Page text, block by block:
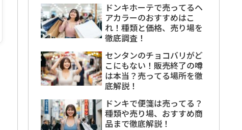
ドンキホーテで売ってるヘ
アカラーのおすすめはこ
れ！種類と価格、売り場を
徹底調査！
センタンのチョコバリがど
こにもない！販売終了の噂
は本当？売ってる場所を徹
底解説！
ドンキで便箋は売ってる？
種類や売り場、おすすめ商
品まで徹底解説！